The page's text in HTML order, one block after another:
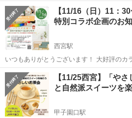
【11/16（日）11：
特別コラボ企画のお知
西宮駅
いつもありがとうございます！ 大好評のカラーセラピー＆スキンケア
のコラボ企画、第4弾の開催が決定しました！ 今回は特別に、駅
少し離れた「隠れ家のようなお部屋」で開催します。
お求めやすく設定いたしまし...
兵庫 西宮駅 ワークショ
【11/25西宮】「や
と自然派スイーツを
甲子園口駅